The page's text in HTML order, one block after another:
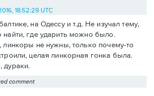
18:52:29 UTC
на Одессу и т.д. Не изучал тему,
найти, где ударить можно было.
линкоры не нужны, только почему-то
целая линкорная гонка была.
дураки.
comment